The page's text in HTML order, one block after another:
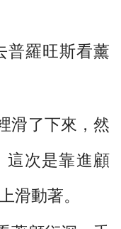
羅旺斯看薰
了下來，然
這次是靠進顧
滑動著。